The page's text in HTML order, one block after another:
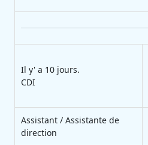
Il y' a 10 jours.
CDI
Assistant / Assistante de
direction